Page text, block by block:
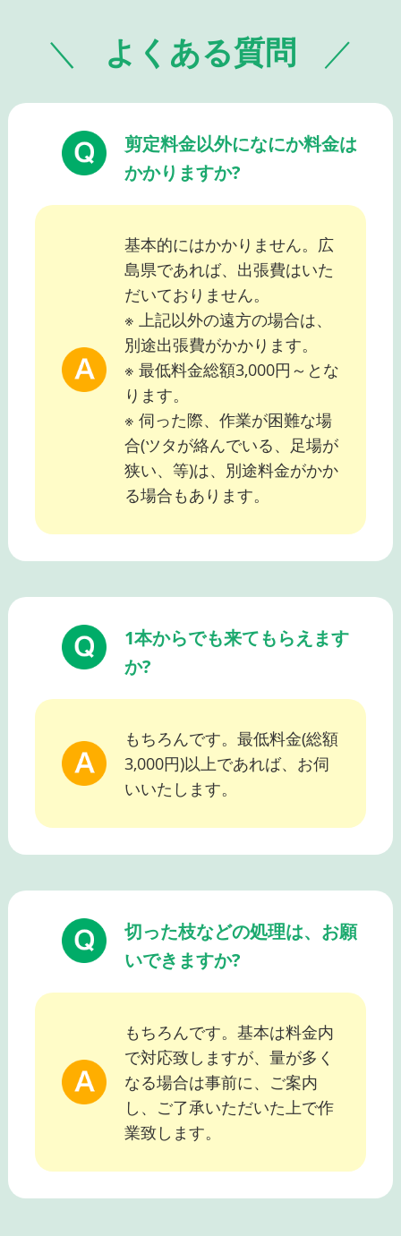
よくある質問
剪定料金以外になにか料金は
かかりますか?
基本的にはかかりません。広
島県であれば、出張費はいた
だいておりません。
※ 上記以外の遠方の場合は、
別途出張費がかかります。
※ 最低料金総額3,000円～とな
ります。
※ 伺った際、作業が困難な場
合(ツタが絡んでいる、足場が
狭い、等)は、別途料金がかか
る場合もあります。
1本からでも来てもらえます
か?
もちろんです。最低料金(総額
3,000円)以上であれば、お伺
いいたします。
切った枝などの処理は、お願
いできますか?
もちろんです。基本は料金内
で対応致しますが、量が多く
なる場合は事前に、ご案内
し、ご了承いただいた上で作
業致します。